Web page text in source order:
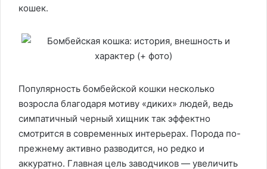
кошек.
Популярность бомбейской кошки несколько
возросла благодаря мотиву «диких» людей, ведь
симпатичный черный хищник так эффектно
смотрится в современных интерьерах. Порода по-
прежнему активно разводится, но редко и
аккуратно. Главная цель заводчиков — увеличить